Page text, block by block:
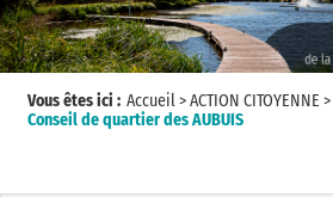
Vous êtes ici : Accueil>ACTION CITOYENNE >
Conseil de quartier des AUBUIS